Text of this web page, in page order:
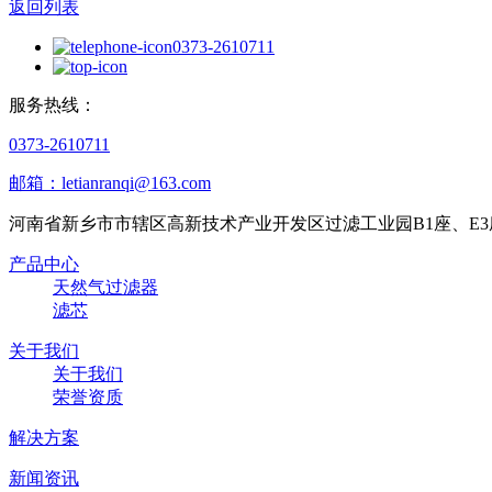
返回列表
0373-2610711
服务热线：
0373-2610711
邮箱：letianranqi@163.com
河南省新乡市市辖区高新技术产业开发区过滤工业园B1座、E3
产品中心
天然气过滤器
滤芯
关于我们
关于我们
荣誉资质
解决方案
新闻资讯